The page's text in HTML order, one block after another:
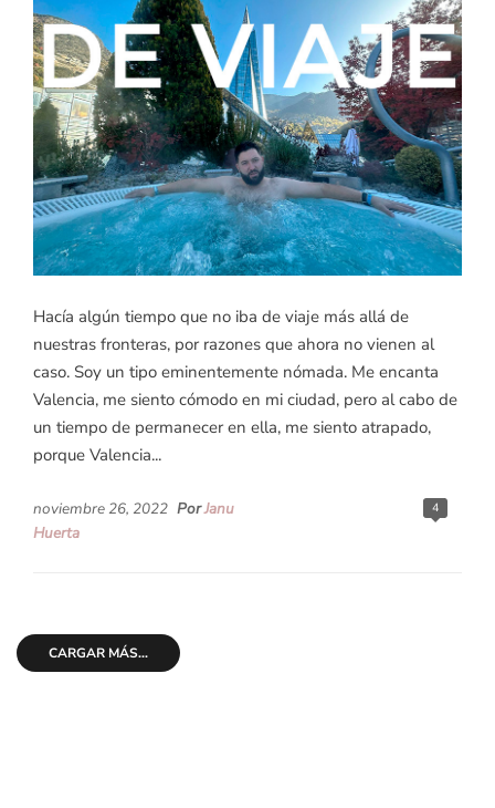
Hacía algún tiempo que no iba de viaje más allá de
nuestras fronteras, por razones que ahora no vienen al
caso. Soy un tipo eminentemente nómada. Me encanta
Valencia, me siento cómodo en mi ciudad, pero al cabo de
un tiempo de permanecer en ella, me siento atrapado,
porque Valencia...
4
noviembre 26, 2022 PorJanu
Huerta
CARGAR MÁS...